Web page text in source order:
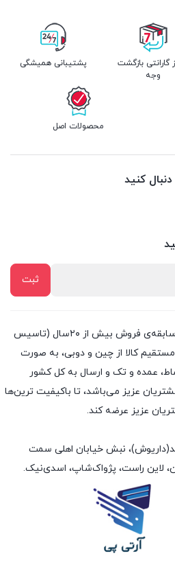
گارانتی بازگشت
وجه
پشتیبانی همیشگی
محصولات اصل
کنید
فروشگاه پژواک شاپ با داشتن سابقه‌ی فروش بیش از ۲۰سال (تاسیس
مستقیم کالا از چین و دوبی، به صورت
عمده و تک و ارسال به کل کشور
عزیز می‌باشد، تا باکیفیت ترین‌ها
عزیز عرضه کند.
نبش خیابان اهلی سمت
لاین راست، پژواک‌شاپ، اسدی‌نیک.